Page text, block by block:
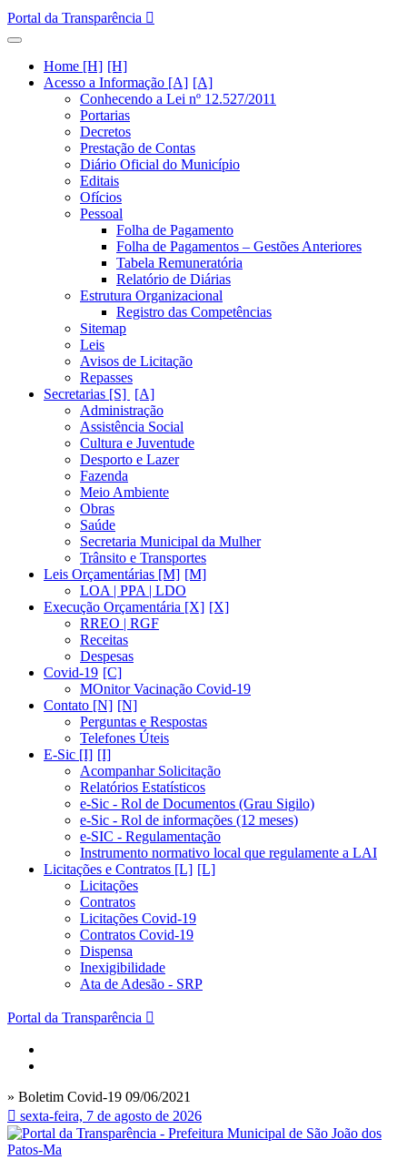
Portal da Transparência
Home [H]
Acesso a Informação [A]
Conhecendo a Lei nº 12.527/2011
Portarias
Decretos
Prestação de Contas
Diário Oficial do Município
Editais
Ofícios
Pessoal
Folha de Pagamento
Folha de Pagamentos – Gestões Anteriores
Tabela Remuneratória
Relatório de Diárias
Estrutura Organizacional
Registro das Competências
Sitemap
Leis
Avisos de Licitação
Repasses
Secretarias [S]
Administração
Assistência Social
Cultura e Juventude
Desporto e Lazer
Fazenda
Meio Ambiente
Obras
Saúde
Secretaria Municipal da Mulher
Trânsito e Transportes
Leis Orçamentárias [M]
LOA | PPA | LDO
Execução Orçamentária [X]
RREO | RGF
Receitas
Despesas
Covid-19
MOnitor Vacinação Covid-19
Contato [N]
Perguntas e Respostas
Telefones Úteis
E-Sic [I]
Acompanhar Solicitação
Relatórios Estatísticos
e-Sic - Rol de Documentos (Grau Sigilo)
e-Sic - Rol de informações (12 meses)
e-SIC - Regulamentação
Instrumento normativo local que regulamente a LAI
Licitações e Contratos [L]
Licitações
Contratos
Licitações Covid-19
Contratos Covid-19
Dispensa
Inexigibilidade
Ata de Adesão - SRP
Portal da Transparência
» Boletim Covid-19 09/06/2021
sexta-feira, 7 de agosto de 2026